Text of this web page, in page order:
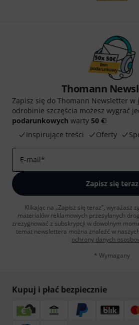
Thomann
Zapisz się do Thomann Newsletter w
odrobinie szczęścia możesz wygrać
podarunkowych warty 50 €!
Inspirujące treści
Oferty
E-mail*
Zapisz się teraz
Klikając na „Zapisz się teraz”, wyrażasz
materialów reklamowych przesyłanych
zrezygnować z subskrypcji w dowolnym
temat newslettera można znaleźć w naszych
ochrony danych
* Wymagany
Kupuj i płać bezpiecznie